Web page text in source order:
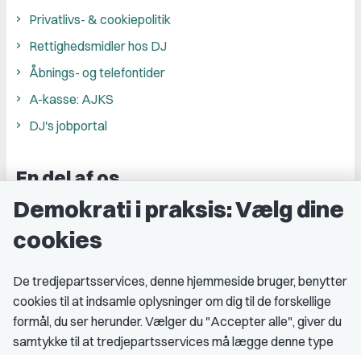
Privatlivs- & cookiepolitik
Rettighedsmidler hos DJ
Åbnings- og telefontider
A-kasse: AJKS
DJ's jobportal
En del af os
Grupper og kredse
Studenterorganisationer
Medlemskab
Fordele som medlem
Demokrati i praksis: Vælg dine
cookies
De tredjepartsservices, denne hjemmeside bruger, benytter
cookies til at indsamle oplysninger om dig til de forskellige
formål, du ser herunder. Vælger du "Accepter alle", giver du
samtykke til at tredjepartsservices må lægge denne type